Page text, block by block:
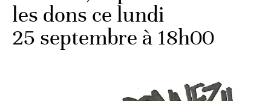
les dons ce lundi
25 septembre à 18h00